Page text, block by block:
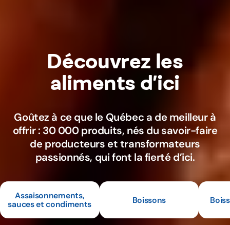
Découvrez les
aliments d’ici
Goûtez à ce que le Québec a de meilleur à
offrir : 30 000 produits, nés du savoir-faire
de producteurs et transformateurs
passionnés, qui font la fierté d’ici.
Assaisonnements,
sauces et condiments
Boissons